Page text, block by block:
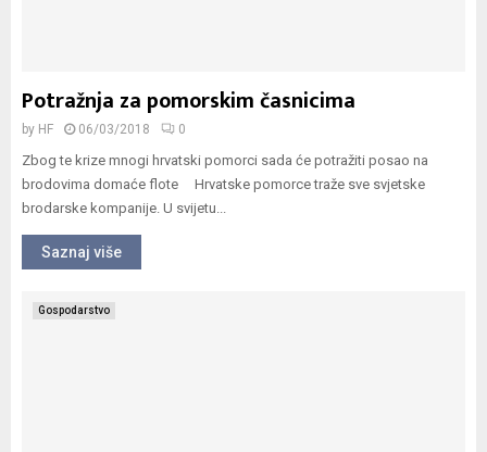
Potražnja za pomorskim časnicima
by HF 06/03/2018 0
Zbog te krize mnogi hrvatski pomorci sada će potražiti posao na
brodovima domaće flote Hrvatske pomorce traže sve svjetske
brodarske kompanije. U svijetu...
Saznaj više
Gospodarstvo